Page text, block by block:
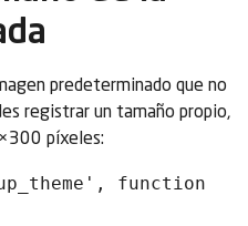
predeterminado que no
registrar un tamaño propio,
píxeles:
function